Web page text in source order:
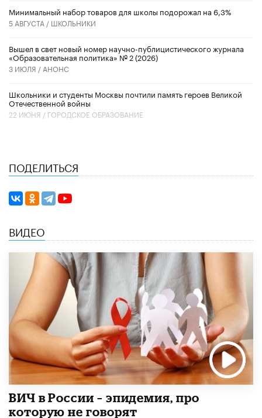
Минимальный набор товаров для школы подорожал на 6,3%
5 АВГУСТА / ШКОЛЬНИКИ
Вышел в свет новый номер научно-публицистического журнала
«Образовательная политика» № 2 (2026)
3 ИЮЛЯ / АНОНС
Школьники и студенты Москвы почтили память героев Великой
Отечественной войны
22 ИЮНЯ / ГОРОДСКОЕ ОБРАЗОВАНИЕ
ПОДЕЛИТЬСЯ
ВИДЕО
ВИЧ в России – эпидемия, про
которую не говорят